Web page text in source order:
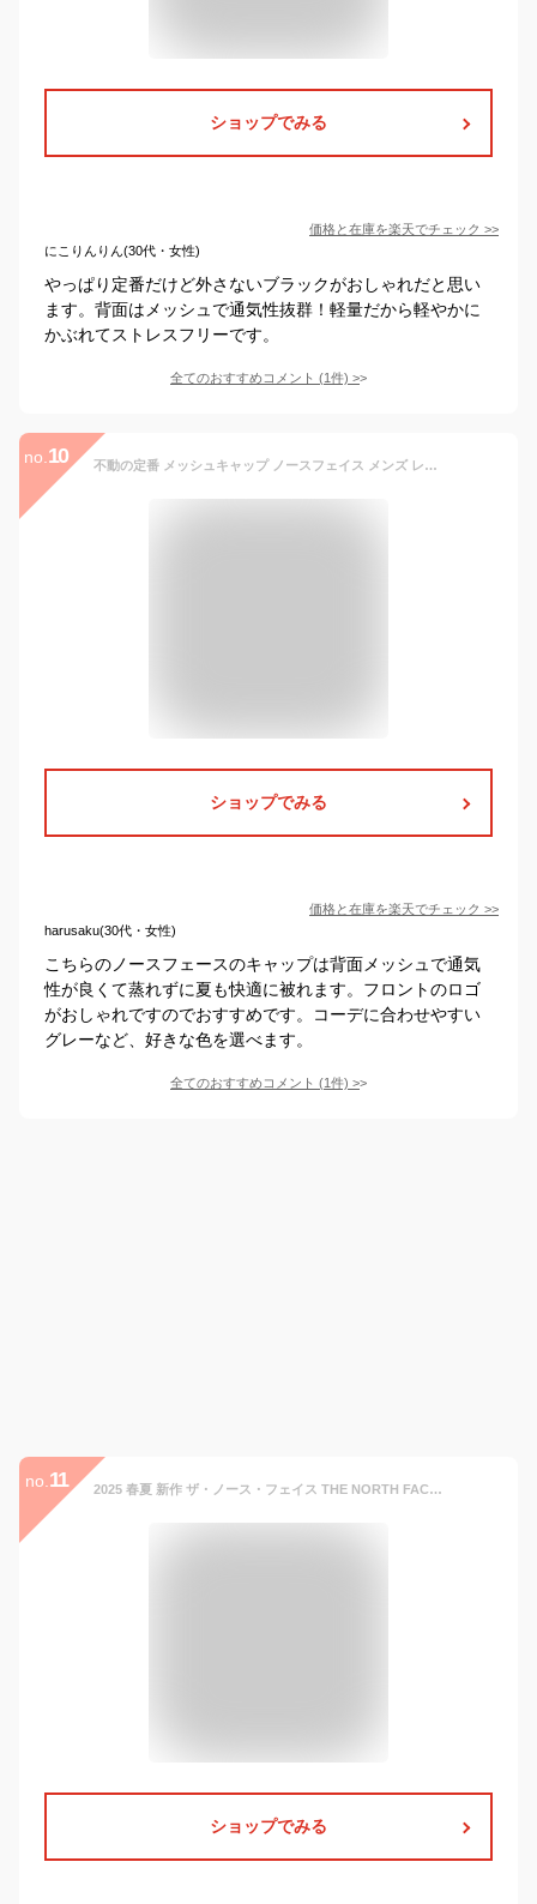
ショップでみる
価格と在庫を楽天でチェック >>
にこりんりん(30代・女性)
やっぱり定番だけど外さないブラックがおしゃれだと思い
ます。背面はメッシュで通気性抜群！軽量だから軽やかに
かぶれてストレスフリーです。
全てのおすすめコメント (1件) >
no. 10 不動の定番 メッシュキャップ ノースフェイス メンズ レディース THE NORTH FACE ロゴ メッシュキャップ LOGO MESH CAP 帽子 NN02442 2025春夏新色
ショップでみる
価格と在庫を楽天でチェック >>
harusaku(30代・女性)
こちらのノースフェースのキャップは背面メッシュで通気
性が良くて蒸れずに夏も快適に被れます。フロントのロゴ
がおしゃれですのでおすすめです。コーデに合わせやすい
グレーなど、好きな色を選べます。
全てのおすすめコメント (1件) >
no. 11 2025 春夏 新作 ザ・ノース・フェイス THE NORTH FACE ロゴ メッシュ キャップ LOGO MESH CAP 帽子 キャップ NN02442 メンズ レディース
ショップでみる